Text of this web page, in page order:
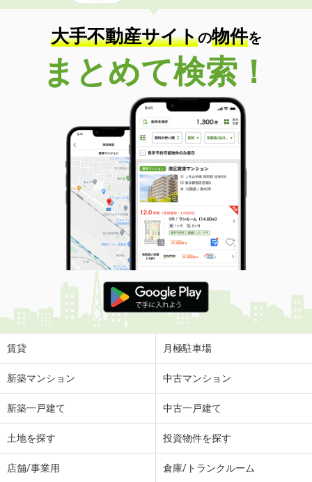
大手不動産サイトの物件を
まとめて検索！
賃貸 月極駐車場
新築マンション 中古マンション
新築一戸建て 中古一戸建て
土地を探す 投資物件を探す
店舗/事業用 倉庫/トランクルーム